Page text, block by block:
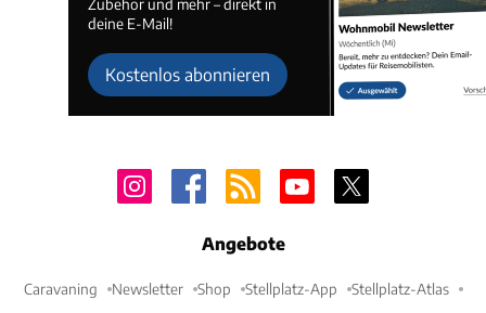
deine E-Mail!
Kostenlos abonnieren
Angebote
Caravaning Newsletter Shop Stellplatz-App Stellplatz-Atlas